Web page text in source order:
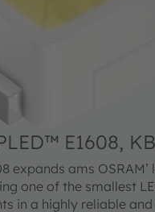
E1608, KB
expands ams
one of the smallest
in a highly reliable